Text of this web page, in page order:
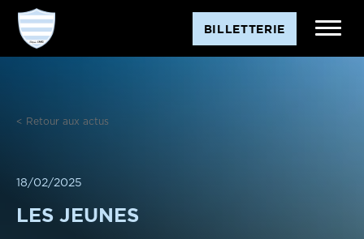
Aller
contenu
BILLETTERIE
< Retour aux actus
18/02/2025
LES JEUNES